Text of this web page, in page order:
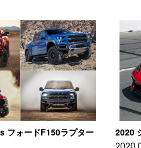
フォードF150ラプター
2020